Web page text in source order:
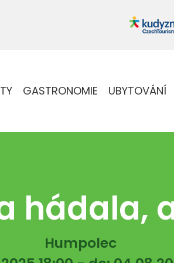
GASTRONOMIE UBYTOVÁNÍ
hádala,
Humpolec